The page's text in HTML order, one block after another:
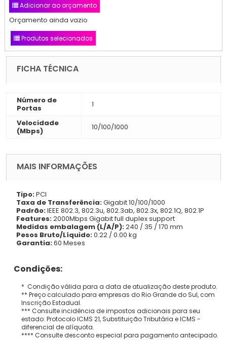
Adicionar ao orçamento
Orçamento ainda vazio
Produtos selecionados
FICHA TÉCNICA
Número de
Portas
1
Velocidade
(Mbps)
10/100/1000
MAIS INFORMAÇÕES
Tipo:PCI
Taxa de Transferência:Gigabit 10/100/1000
Padrão:IEEE 802.3, 802.3u, 802.3ab, 802.3x, 802.1Q, 802.1P
Features:2000Mbps Gigabit full duplex support
Medidas embalagem (L/A/P):240 / 35 / 170 mm
Pesos Bruto/Líquido:0.22 / 0.00 kg
Garantia:60 Meses
Condições:
* Condição válida para a data de atualização deste produto.
** Preço calculado para empresas do Rio Grande do Sul, com
Inscrição Estadual.
*** Consulte incidência de impostos adicionais para seu
estado: Protocolo ICMS 21, Substituição Tributária e ICMS -
diferencial de alíquota.
**** Consulte desconto especial para pagamento antecipado.